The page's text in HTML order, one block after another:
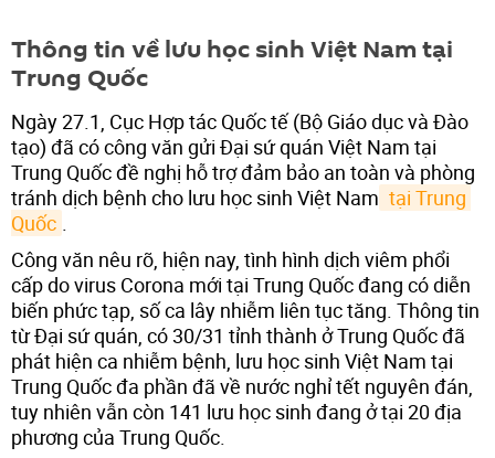
Thông tin về lưu học sinh Việt Nam tại
Trung Quốc
Ngày 27.1, Cục Hợp tác Quốc tế (Bộ Giáo dục và Đào
tạo) đã có công văn gửi Đại sứ quán Việt Nam tại
Trung Quốc đề nghị hỗ trợ đảm bảo an toàn và phòng
tránh dịch bệnh cho lưu học sinh Việt Nam tại Trung
Quốc
Công văn nêu rõ, hiện nay, tình hình dịch viêm phổi
cấp do virus Corona mới tại Trung Quốc đang có diễn
biến phức tạp, số ca lây nhiễm liên tục tăng. Thông tin
từ Đại sứ quán, có 30/31 tỉnh thành ở Trung Quốc đã
phát hiện ca nhiễm bệnh, lưu học sinh Việt Nam tại
Trung Quốc đa phần đã về nước nghỉ tết nguyên đán,
tuy nhiên vẫn còn 141 lưu học sinh đang ở tại 20 địa
phương của Trung Quốc.